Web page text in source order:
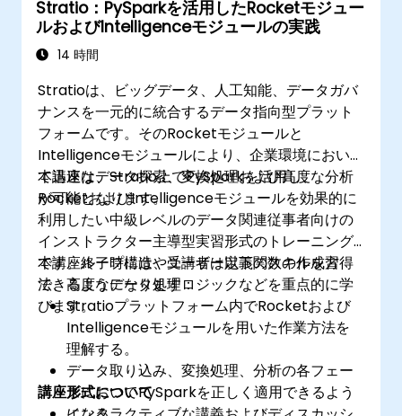
（Spark MlLib、Spark Streaming、Kafka、
Sqoop、Flume）の利用法を把握する。
NetflixやYouTube、Amazon、Spotify、
コメンデーションシステムを構築する。
Apache Mahoutを活用して機械学習アルゴ
リズムを大規模化させる。
Stratio：PySparkを活用したRocketモジュー
ルおよびIntelligenceモジュールの実践
14 時間
Stratioは、ビッグデータ、人工知能、データガバ
ナンスを一元的に統合するデータ指向型プラット
フォームです。そのRocketモジュールと
Intelligenceモジュールにより、企業環境におい
て迅速なデータ探索、変換処理および高度な分析
が可能となります。
本講座は、Stratio上でPySparkを活用し、
RocketおよびIntelligenceモジュールを効果的に
利用したい中級レベルのデータ関連従事者向けの
インストラクター主導型実習形式のトレーニング
です。ループ構造やユーザー定義関数の作成方
法、高度なデータ処理ロジックなどを重点的に学
びます。
本講座終了時には、受講者は以下のスキルを習得
できるようになります：
Stratioプラットフォーム内でRocketおよび
Intelligenceモジュールを用いた作業方法を
理解する。
データ取り込み、変換処理、分析の各フェー
ズにおいてPySparkを正しく適用できるよう
講座形式について